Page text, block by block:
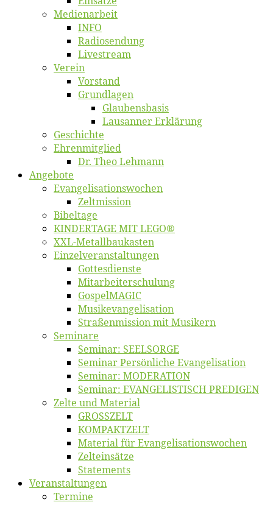
Me­di­en­ar­beit
INFO
Ra­dio­sen­dung
Live­stream
Ver­ein
Vor­stand
Grund­la­gen
Glaubens­ba­sis
Lausan­ner Erklärung
Ge­schich­te
Eh­ren­mit­glied
Dr. Theo Lehmann
An­ge­bo­te
Evangelisa­tions­wo­chen
Zelt­mis­si­on
Bi­bel­ta­ge
KINDERTAGE MIT LEGO®
XXL-Me­­tal­l­­bau­­kas­­ten
Einzelver­an­stal­tungen
Got­tes­diens­te
Mitarbeiter­schulung
Gos­pel­MA­GIC
Musikevan­ge­li­sa­tion
Straßenmis­sion mit Musikern
Se­mi­na­re
Se­mi­nar: SEELSORGE
Se­mi­nar Per­sön­li­che Evangelisation
Se­mi­nar: MODERATION
Se­mi­nar: EVANGELISTISCH PREDIGEN
Zel­te und Material
GROSSZELT
KOMPAKTZELT
Ma­te­ri­al für Evangelisationswochen
Zelt­ein­sät­ze
State­ments
Ver­an­stal­tun­gen
Ter­mi­ne